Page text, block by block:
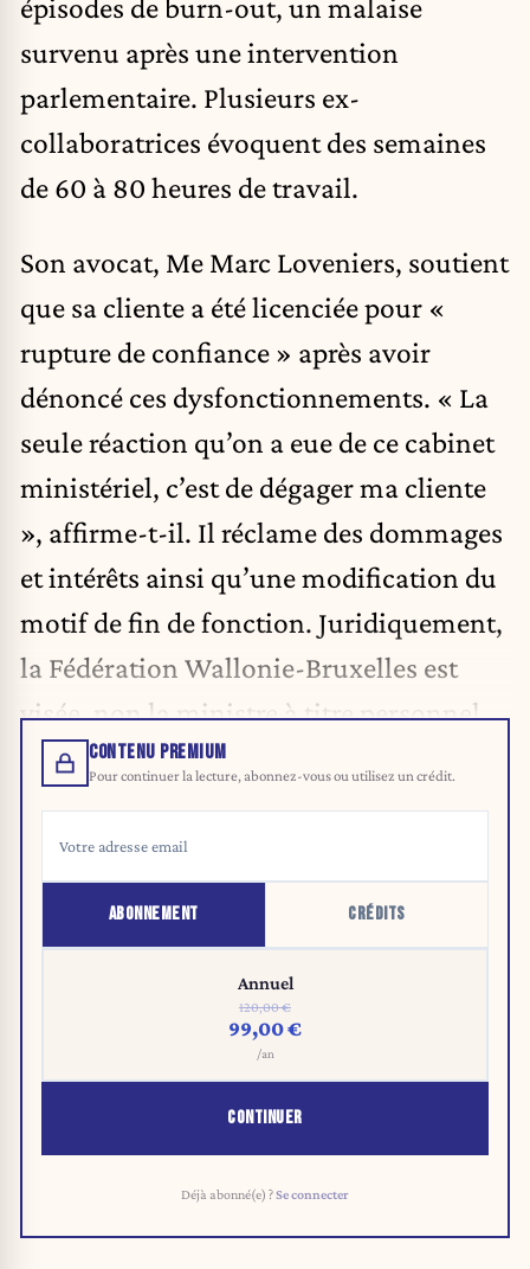
épisodes de burn-out, un malaise
survenu après une intervention
parlementaire. Plusieurs ex-
collaboratrices évoquent des semaines
de 60 à 80 heures de travail.
Son avocat, Me Marc Loveniers, soutient
que sa cliente a été licenciée pour «
rupture de confiance » après avoir
dénoncé ces dysfonctionnements. « La
seule réaction qu’on a eue de ce cabinet
ministériel, c’est de dégager ma cliente
», affirme-t-il. Il réclame des dommages
et intérêts ainsi qu’une modification du
motif de fin de fonction. Juridiquement,
la Fédération Wallonie-Bruxelles est
visée, non la ministre à titre personnel.
CONTENU PREMIUM
Pour continuer la lecture, abonnez-vous ou utilisez un crédit.
ABONNEMENT CRÉDITS
Annuel
120,00 €
99,00 €
/an
CONTINUER
Déjà abonné(e) ?Se connecter